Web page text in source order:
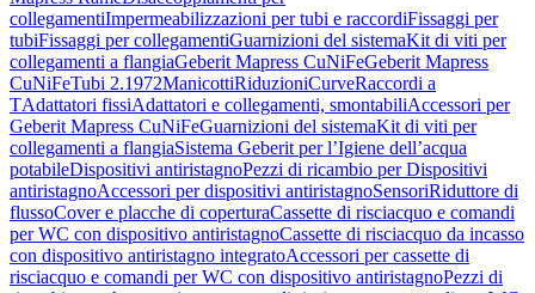
collegamentiImpermeabilizzazioni per tubi e raccordiFissaggi per
tubiFissaggi per collegamentiGuarnizioni del sistemaKit di viti per
collegamenti a flangiaGeberit Mapress CuNiFeGeberit Mapress
CuNiFeTubi 2.1972ManicottiRiduzioniCurveRaccordi a
TAdattatori fissiAdattatori e collegamenti, smontabiliAccessori per
Geberit Mapress CuNiFeGuarnizioni del sistemaKit di viti per
collegamenti a flangiaSistema Geberit per l’Igiene dell’acqua
potabileDispositivi antiristagnoPezzi di ricambio per Dispositivi
antiristagnoAccessori per dispositivi antiristagnoSensoriRiduttore di
flussoCover e placche di coperturaCassette di risciacquo e comandi
per WC con dispositivo antiristagnoCassette di risciacquo da incasso
con dispositivo antiristagno integratoAccessori per cassette di
risciacquo e comandi per WC con dispositivo antiristagnoPezzi di